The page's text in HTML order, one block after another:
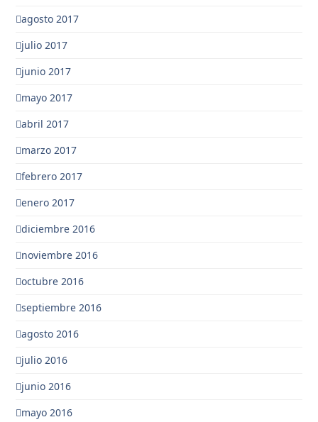
agosto 2017
julio 2017
junio 2017
mayo 2017
abril 2017
marzo 2017
febrero 2017
enero 2017
diciembre 2016
noviembre 2016
octubre 2016
septiembre 2016
agosto 2016
julio 2016
junio 2016
mayo 2016